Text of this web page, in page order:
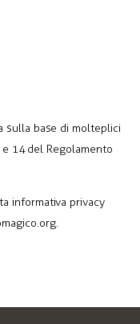
sulla base di molteplici
14 del Regolamento
informativa privacy